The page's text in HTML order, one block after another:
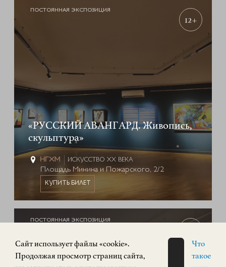
ПОСТОЯННАЯ ЭКСПОЗИЦИЯ
12+
«РУССКИЙ АВАНГАРД. Живопись,
скульптура»
ИСКУССТВО XX ВЕКА
Площадь Минина и Пожарского, 2/2
КУПИТЬ БИЛЕТ
ПОСТОЯННАЯ ЭКСПОЗИЦИЯ
Cайт использует файлы «cookie».
Продолжая просмотр страниц сайта,
Что
такое